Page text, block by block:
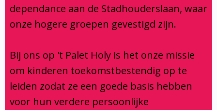
Privacy
Contact
Verbouwing
Aanmelden
Centrum voor jeugd en gezin
Brugfunctionaris
Contact
dependance aan de Stadhouderslaan, waar
onze hogere groepen gevestigd zijn.
Bij ons op 't Palet Holy is het onze missie
om kinderen toekomstbestendig op te
leiden zodat ze een goede basis hebben
voor hun verdere persoonlijke